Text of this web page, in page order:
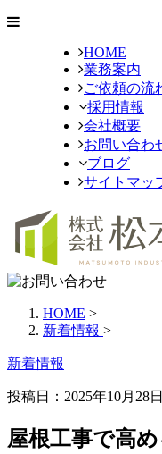
HOME
業務案内
ご依頼の流
採用情報
会社概要
お問い合わ
ブログ
サイトマッ
HOME >
新着情報 >
新着情報
投稿日： 2025年10月28日
屋根工事で高